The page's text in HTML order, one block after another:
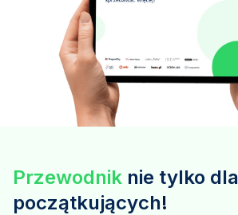
Przewodnik nie tylko dla
początkujących!